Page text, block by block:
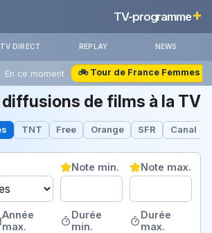
TV-programme+
TV DIRECT REPLAY NEWS
En ce moment 🚲 Tour de France Femmes
diffusions de films à la TV
TNT Free Orange SFR Canal
Note min. Note max.
Année
max.
Durée
min.
Durée
max.